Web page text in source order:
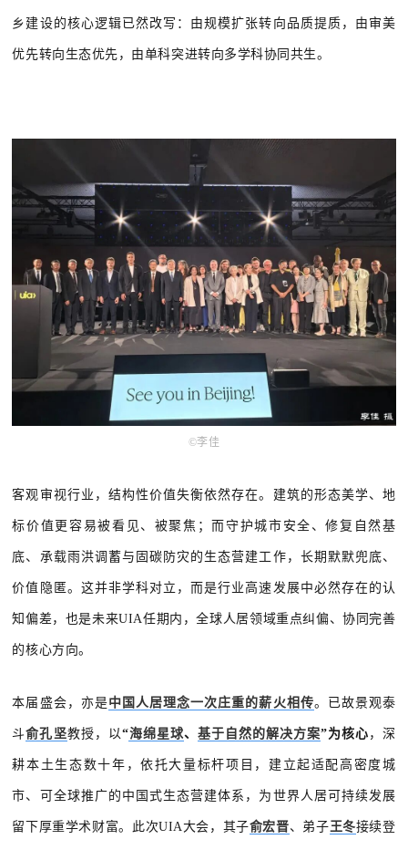
乡建设的核心逻辑已然改写：由规模扩张转向品质提质，由审美
优先转向生态优先，由单科突进转向多学科协同共生。
©️李佳
客观审视行业，结构性价值失衡依然存在。建筑的形态美学、地
标价值更容易被看见、被聚焦；而守护城市安全、修复自然基
底、承载雨洪调蓄与固碳防灾的生态营建工作，长期默默兜底、
价值隐匿。这并非学科对立，而是行业高速发展中必然存在的认
知偏差，也是未来UIA任期内，全球人居领域重点纠偏、协同完善
的核心方向。
本届盛会，亦是中国人居理念一次庄重的薪火相传。已故景观泰
斗俞孔坚教授，以“海绵星球、 基于自然的解决方案”为核心 ，深
耕本土生态数十年，依托大量标杆项目，建立起适配高密度城
市、可全球推广的中国式生态营建体系，为世界人居可持续发展
留下厚重学术财富。此次UIA大会，其子俞宏晋、弟子王冬接续登